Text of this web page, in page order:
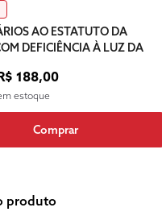
AO ESTATUTO DA
DEFICIÊNCIA À LUZ DA
188,00
estoque
Comprar
produto